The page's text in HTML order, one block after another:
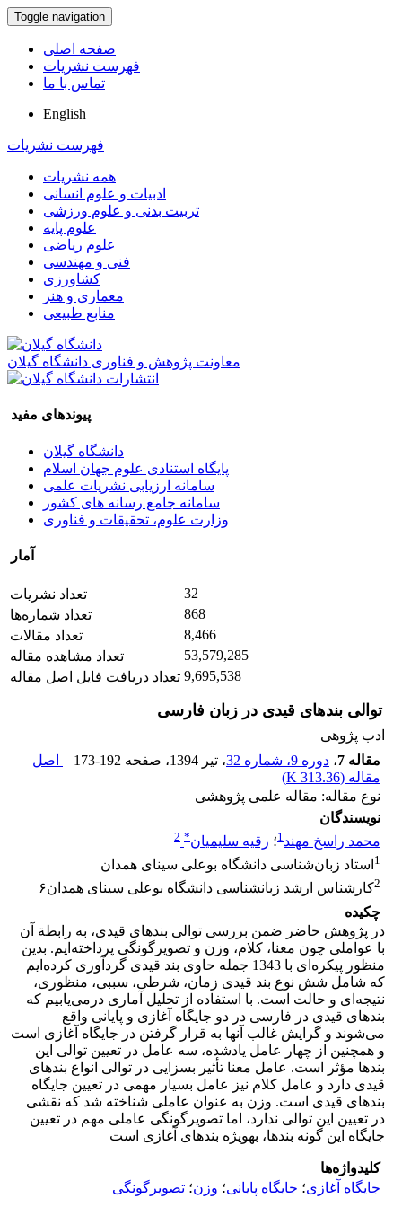
Toggle navigation
صفحه اصلی
فهرست نشریات
تماس با ما
English
فهرست نشریات
همه نشریات
ادبیات و علوم انسانی
تربیت بدنی و علوم ورزشی
علوم پایه
علوم ریاضی
فنی و مهندسی
کشاورزی
معماری و هنر
منابع طبیعی
معاونت پژوهش و فناوری دانشگاه گیلان
پیوندهای مفید
دانشگاه گیلان
پایگاه استنادی علوم جهان اسلام
سامانه ارزیابی نشریات علمی
سامانه جامع رسانه های کشور
وزارت علوم، تحقیقات و فناوری
آمار
تعداد نشریات
32
تعداد شماره‌ها
868
تعداد مقالات
8,466
تعداد مشاهده مقاله
53,579,285
تعداد دریافت فایل اصل مقاله 9,695,538
توالی بندهای قیدی در زبان فارسی
ادب پژوهی
مقاله 7
، دوره 9، شماره 32 ، تیر 1394 ، صفحه 173-192
اصل
مقاله (313.36 K
)
نوع مقاله: مقاله علمی پژوهشی
نویسندگان
محمد راسخ مهند1؛ رقیه سلیمیان*
2
1 استاد زبان‌شناسی دانشگاه بوعلی سینای همدان
2کارشناس ارشد زبانشناسی دانشگاه بوعلی سینای همدان۶
چکیده
در پژوهش حاضر ضمن بررسی توالی بندهای قیدی، به رابطة آن
با عواملی چون معنا، کلام، وزن و تصویرگونگی پرداخته‌ایم. بدین
منظور پیکره‌ای با 1343 جمله حاوی بند قیدی گردآوری کرده‌ایم
که شامل شش نوع بند قیدی زمان، شرطی، سببی، منظوری،
نتیجه‌ای و حالت است. با استفاده از تحلیل آماری درمی‌یابیم که
بندهای قیدی در فارسی در دو جایگاه آغازی و پایانی واقع
می‌شوند و گرایش غالب آنها‌ به قرار گرفتن در جایگاه آغازی است
و همچنین از چهار عامل یادشده، سه عامل در تعیین توالی این
بندها مؤثر است. عامل معنا تأثیر بسزایی در توالی انواع بندهای
قیدی دارد و عامل کلام نیز عامل بسیار مهمی در تعیین جایگاه
بندهای قیدی است. وزن به عنوان عاملی شناخته شد که نقشی
در تعیین این توالی ندارد، اما تصویرگونگی عاملی مهم در تعیین
جایگاه این گونه بندها، به­ویژه بندهای آغازی است
کلیدواژه‌ها
جایگاه آغازی؛ جایگاه پایانی؛ وزن؛ تصویرگونگی